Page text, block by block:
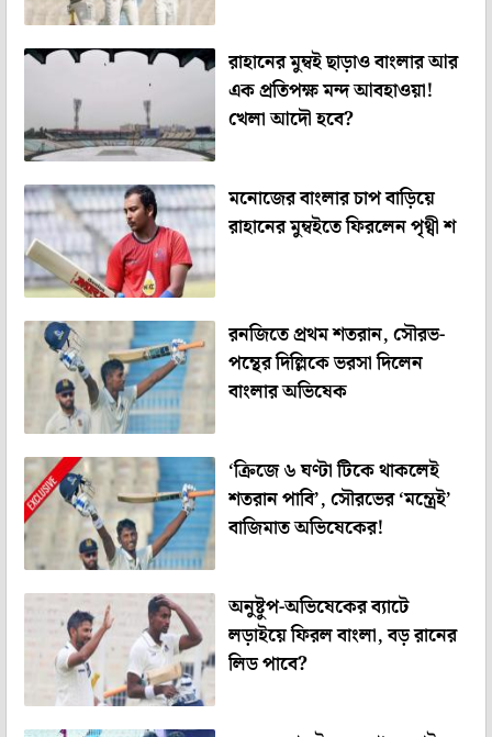
রাহানের মুম্বই ছাড়াও বাংলার আর
এক প্রতিপক্ষ মন্দ আবহাওয়া!
খেলা আদৌ হবে?
মনোজের বাংলার চাপ বাড়িয়ে
রাহানের মুম্বইতে ফিরলেন পৃথ্বী শ
রনজিতে প্রথম শতরান, সৌরভ-
পন্থের দিল্লিকে ভরসা দিলেন
বাংলার অভিষেক
‘ক্রিজে ৬ ঘণ্টা টিকে থাকলেই
শতরান পাবি’, সৌরভের ‘মন্ত্রেই’
বাজিমাত অভিষেকের!
অনুষ্টুপ-অভিষেকের ব্যাটে
লড়াইয়ে ফিরল বাংলা, বড় রানের
লিড পাবে?